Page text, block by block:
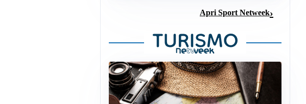
Apri Sport Netweek